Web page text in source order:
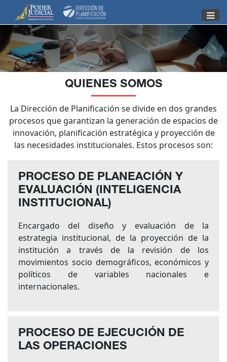
este
sitio
web
incluye
un
accesibilidad.
QUIENES SOMOS
La Dirección de Planificación se divide en dos grandes
procesos que garantizan la generación de espacios de
innovación, planificación estratégica y proyección de
las necesidades institucionales. Estos procesos son:
PROCESO DE PLANEACIÓN Y
EVALUACIÓN (INTELIGENCIA
INSTITUCIONAL)
Encargado del diseño y evaluación de la
estrategia institucional, de la proyección de la
institución a través de la revisión de los
movimientos socio demográficos, económicos y
políticos de variables nacionales e
internacionales.
PROCESO DE EJECUCIÓN DE
LAS OPERACIONES